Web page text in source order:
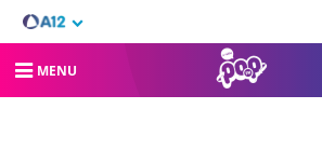
MENU